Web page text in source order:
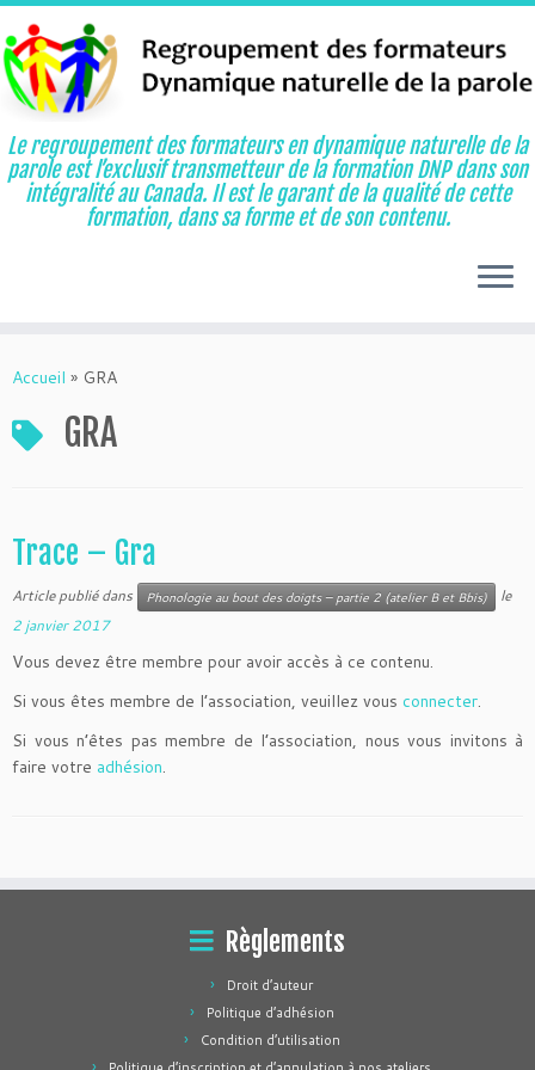
au
Le regroupement des formateurs en dynamique naturelle de la
parole est l’exclusif transmetteur de la formation DNP dans son
intégralité au Canada. Il est le garant de la qualité de cette
formation, dans sa forme et de son contenu.
Accueil » GRA
GRA
Trace – Gra
Article publié dans Phonologie au bout des doigts – partie 2 (atelier B et Bbis)
le
2 janvier 2017
Vous devez être membre pour avoir accès à ce contenu.
Si vous êtes membre de l’association, veuillez vous connecter.
Si vous n’êtes pas membre de l’association, nous vous invitons à
faire votre adhésion.
Règlements
Droit d’auteur
Politique d’adhésion
Condition d’utilisation